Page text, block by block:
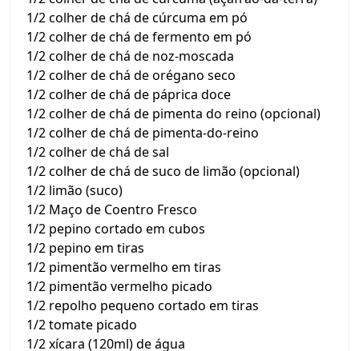
1/2 colher de chá de cúrcuma em pó
1/2 colher de chá de fermento em pó
1/2 colher de chá de noz-moscada
1/2 colher de chá de orégano seco
1/2 colher de chá de páprica doce
1/2 colher de chá de pimenta do reino (opcional)
1/2 colher de chá de pimenta-do-reino
1/2 colher de chá de sal
1/2 colher de chá de suco de limão (opcional)
1/2 limão (suco)
1/2 Maço de Coentro Fresco
1/2 pepino cortado em cubos
1/2 pepino em tiras
1/2 pimentão vermelho em tiras
1/2 pimentão vermelho picado
1/2 repolho pequeno cortado em tiras
1/2 tomate picado
1/2 xícara (120ml) de água